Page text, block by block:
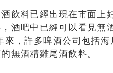
飲料已經出現在市面上
酒吧中已經可以看見無
來，許多啤酒公司包括
無酒精雞尾酒飲料。